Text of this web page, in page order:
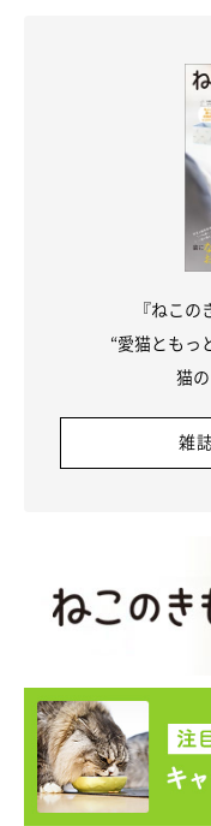
『ねこ
“愛猫ともっ
猫
雑